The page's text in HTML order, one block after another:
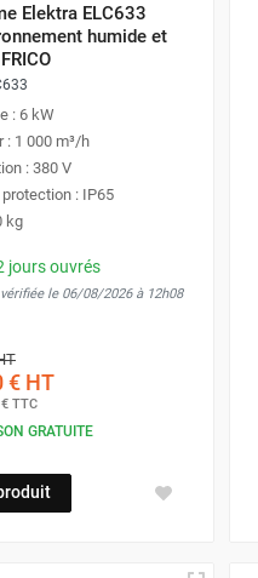
Elektra ELC633
humide et
: 6 kW
: 1 000 m³/h
: 380 V
: IP65
kg
jours ouvrés
le 06/08/2026 à 12h08
€HT
TTC
GRATUITE